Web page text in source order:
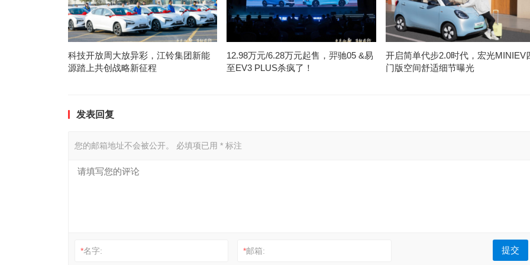
科技开放周大放异彩，江铃集团新能
源踏上共创战略新征程
12.98万元/6.28万元起售，羿驰05 &易
至EV3 PLUS杀疯了！
开启简单代步2.0时代，宏光MINIEV
门版空间舒适细节曝光
发表回复
您的邮箱地址不会被公开。 必填项已用 *标注
*名字: *邮箱: